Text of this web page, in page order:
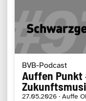
BVB-Podcast
Auffen Punkt
27.05.2026 · Auffe